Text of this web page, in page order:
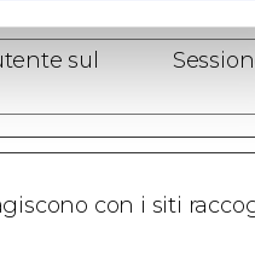
sul
con i siti